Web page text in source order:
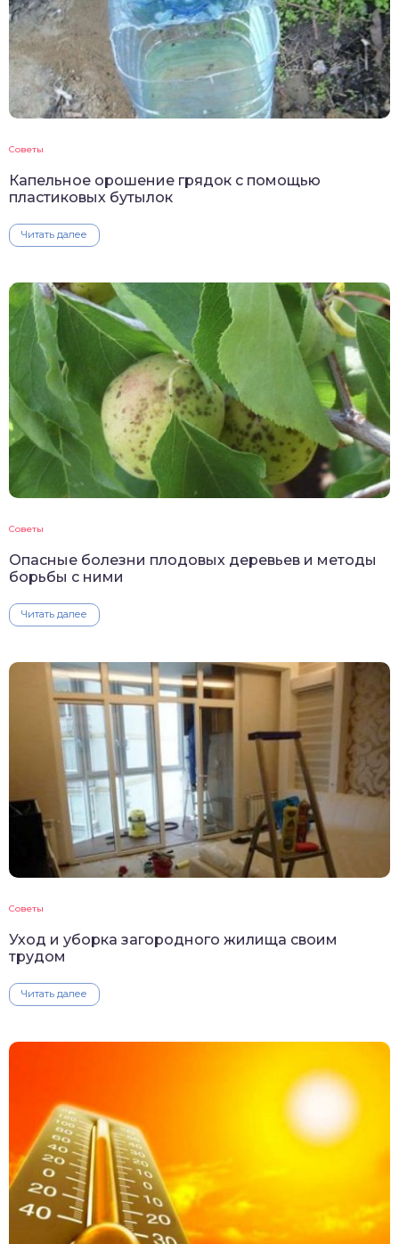
Советы
Капельное орошение грядок с помощью
пластиковых бутылок
Читать далее
Советы
Опасные болезни плодовых деревьев и методы
борьбы с ними
Читать далее
Советы
Уход и уборка загородного жилища своим
трудом
Читать далее